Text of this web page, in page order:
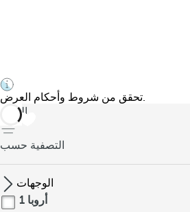
تحقق من شروط وأحكام العرض.
العودة
التصفية حسب
الوجهات
أروبا 1